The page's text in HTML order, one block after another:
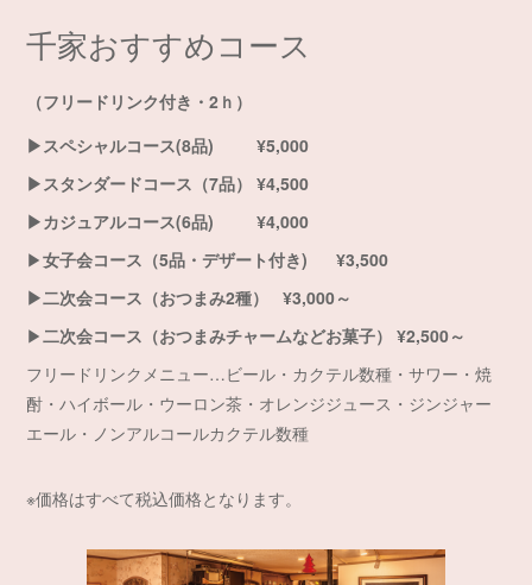
千家おすすめコース
（フリードリンク付き・2ｈ）
▶スペシャルコース(8品) ¥5,000
▶スタンダードコース（7品） ¥4,500
▶カジュアルコース(6品) ¥4,000
▶女子会コース（5品・デザート付き) ¥3,500
▶二次会コース（おつまみ2種） ¥3,000～
▶二次会コース（おつまみチャームなどお菓子） ¥2,500～
フリードリンクメニュー…ビール・カクテル数種・サワー・焼
酎・ハイボール・ウーロン茶・オレンジジュース・ジンジャー
エール・ノンアルコールカクテル数種
※価格はすべて税込価格となります。